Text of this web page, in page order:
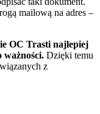
mailową na adres –
OC Trasti najlepiej
ważności. Dzięki temu
z